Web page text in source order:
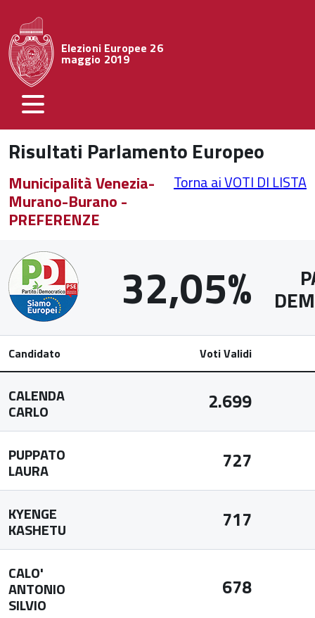
Elezioni Europee 26
maggio 2019
Risultati Parlamento Europeo
Municipalità Venezia-
Murano-Burano -
PREFERENZE
Torna ai VOTI DI LISTA
32,05%
Candidato Voti Validi
CALENDA
CARLO 2.699
PUPPATO
LAURA 727
KYENGE
KASHETU 717
CALO'
ANTONIO
SILVIO
678